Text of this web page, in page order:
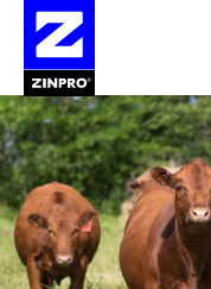
Szukaj: